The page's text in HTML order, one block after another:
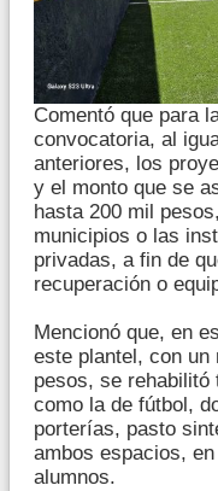
Comentó que para
convocatoria, al
anteriores, los
y el monto que se
hasta 200 mil
municipios o las
privadas, a fin de
recuperación o
Mencionó que, en
este plantel, con un
pesos, se rehabilitó
como la de fútbol,
porterías, pasto
ambos espacios,
alumnos.